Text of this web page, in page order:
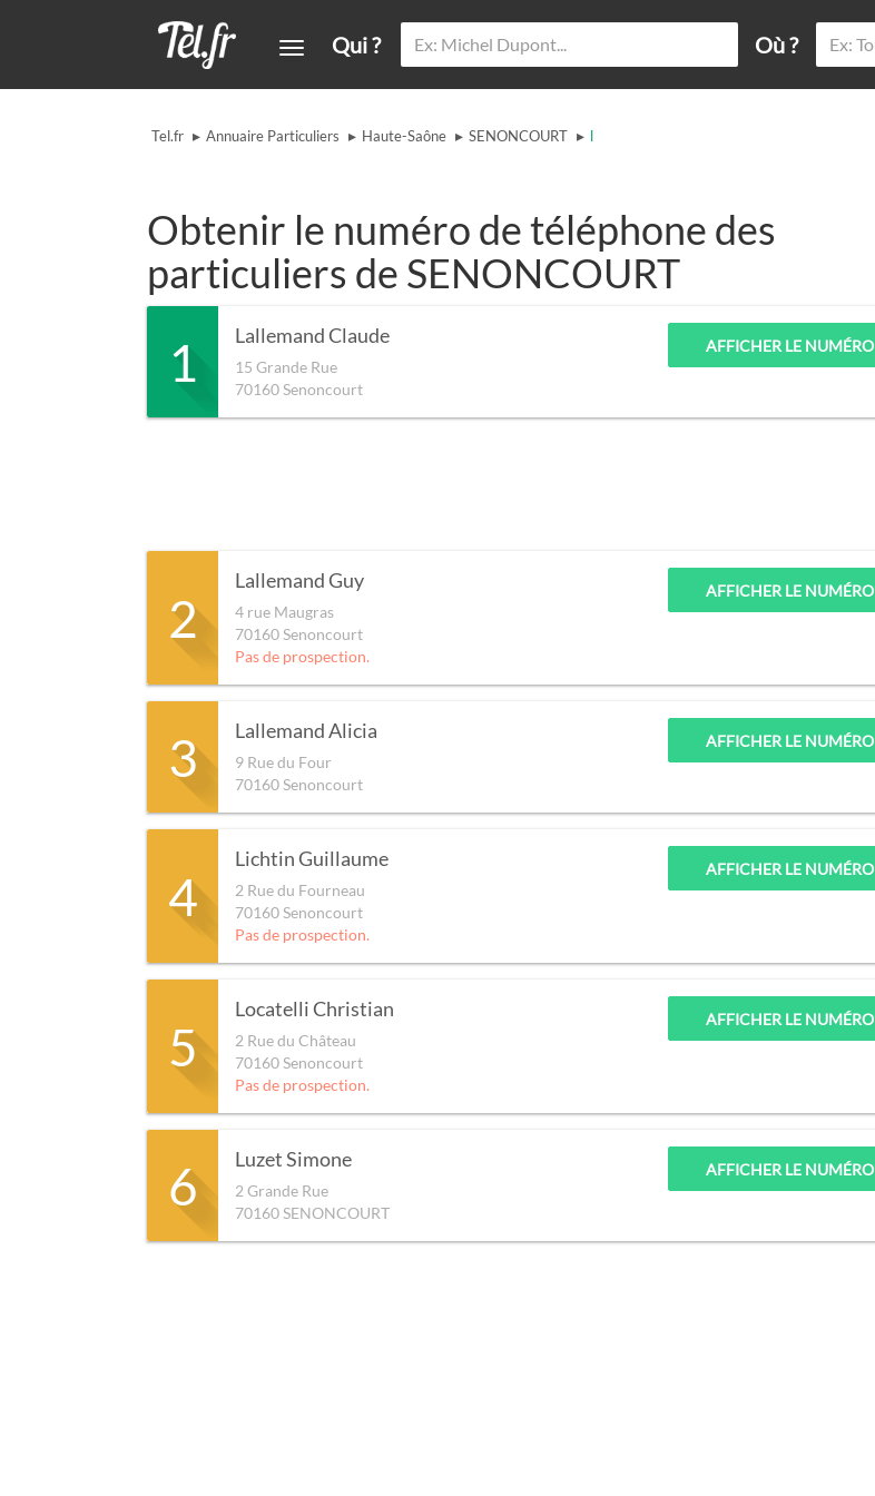
Qui ? Où ?
Tel.fr ▸ Annuaire Particuliers ▸ Haute-Saône ▸ SENONCOURT ▸ l
Obtenir le numéro de téléphone des
particuliers de SENONCOURT
1 Lallemand Claude
15 Grande Rue
70160Senoncourt
AFFICHER LE NUMÉRO
2
Lallemand Guy
4 rue Maugras
70160Senoncourt
Pas de prospection.
AFFICHER LE NUMÉRO
3 Lallemand Alicia
9 Rue du Four
70160Senoncourt
AFFICHER LE NUMÉRO
4
Lichtin Guillaume
2 Rue du Fourneau
70160Senoncourt
Pas de prospection.
AFFICHER LE NUMÉRO
5
Locatelli Christian
2 Rue du Château
70160Senoncourt
Pas de prospection.
AFFICHER LE NUMÉRO
6 Luzet Simone
2 Grande Rue
70160SENONCOURT
AFFICHER LE NUMÉRO